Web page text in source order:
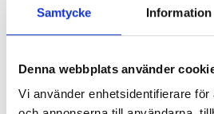
Samtycke Information
Denna webbplats använder
Vi använder enhetsidentifierare
Sveriges Lärare sågar storförskolor: ”Blir